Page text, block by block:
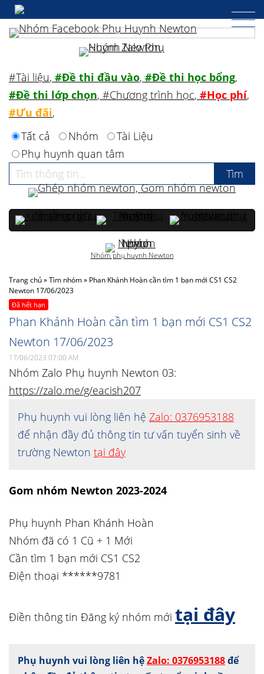
Trang chủ»Tìm nhóm» Phan Khánh Hoàn cần tìm 1 bạn mới CS1 CS2
Newton 17/06/2023
Đã hết hạn
Phan Khánh Hoàn cần tìm 1 bạn mới CS1 CS2
Newton 17/06/2023
17/06/2023 07:00 AM
Nhóm Zalo Phụ huynh Newton 03:
https://zalo.me/g/eacish207
Phụ huynh vui lòng liên hệ Zalo: 0376953188
để nhận đầy đủ thông tin tư vấn tuyển sinh về
trường Newton tại đây
Gom nhóm Newton 2023-2024
Phụ huynh Phan Khánh Hoàn
Nhóm đã có 1 Cũ + 1 Mới
Cần tìm 1 bạn mới CS1 CS2
Điện thoại ******9781
Điền thông tin Đăng ký nhóm mới tại đây
Phụ huynh vui lòng liên hệZalo: 0376953188để
#Tài liệu, #Đề thi đầu vào, #Đề thi học bổng,
#Đề thi lớp chọn, #Chương trình học, #Học phí,
#Ưu đãi,
Tất cả
Nhóm
Tài Liệu
Phụ huynh quan tâm
Nhóm phụ huynh Newton